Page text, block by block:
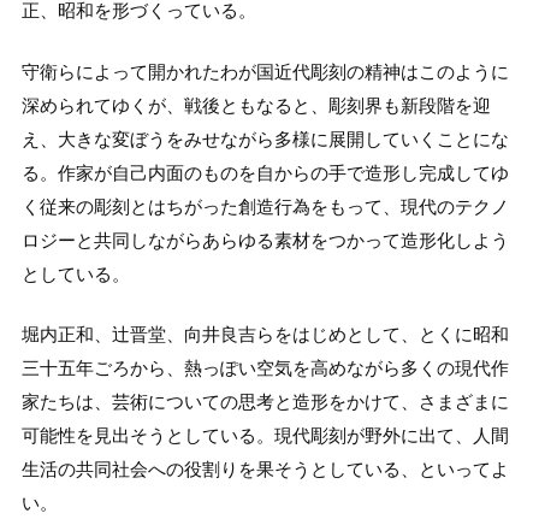
正、昭和を形づくっている。
守衛らによって開かれたわが国近代彫刻の精神はこのように
深められてゆくが、戦後ともなると、彫刻界も新段階を迎
え、大きな変ぼうをみせながら多様に展開していくことにな
る。作家が自己内面のものを自からの手で造形し完成してゆ
く従来の彫刻とはちがった創造行為をもって、現代のテクノ
ロジーと共同しながらあらゆる素材をつかって造形化しよう
としている。
堀内正和、辻晋堂、向井良吉らをはじめとして、とくに昭和
三十五年ごろから、熱っぽい空気を高めながら多くの現代作
家たちは、芸術についての思考と造形をかけて、さまざまに
可能性を見出そうとしている。現代彫刻が野外に出て、人間
生活の共同社会への役割りを果そうとしている、といってよ
い。